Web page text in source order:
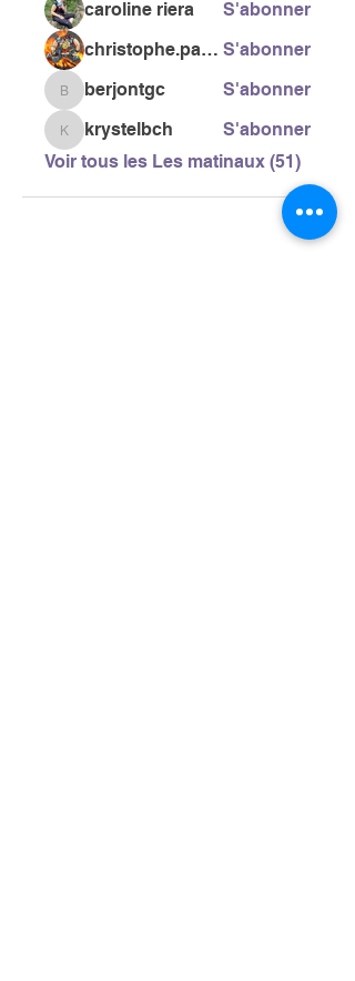
caroline riera
S'abonner
christophe.pacific S'abonner
berjontgc
berjontgc S'abonner
krystelbch
krystelbch
S'abonner
Voir tous les Les matinaux (51)